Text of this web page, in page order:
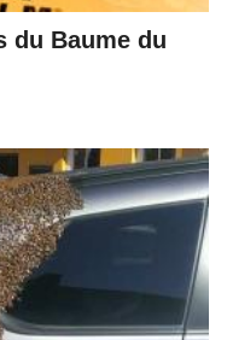
du Baume du